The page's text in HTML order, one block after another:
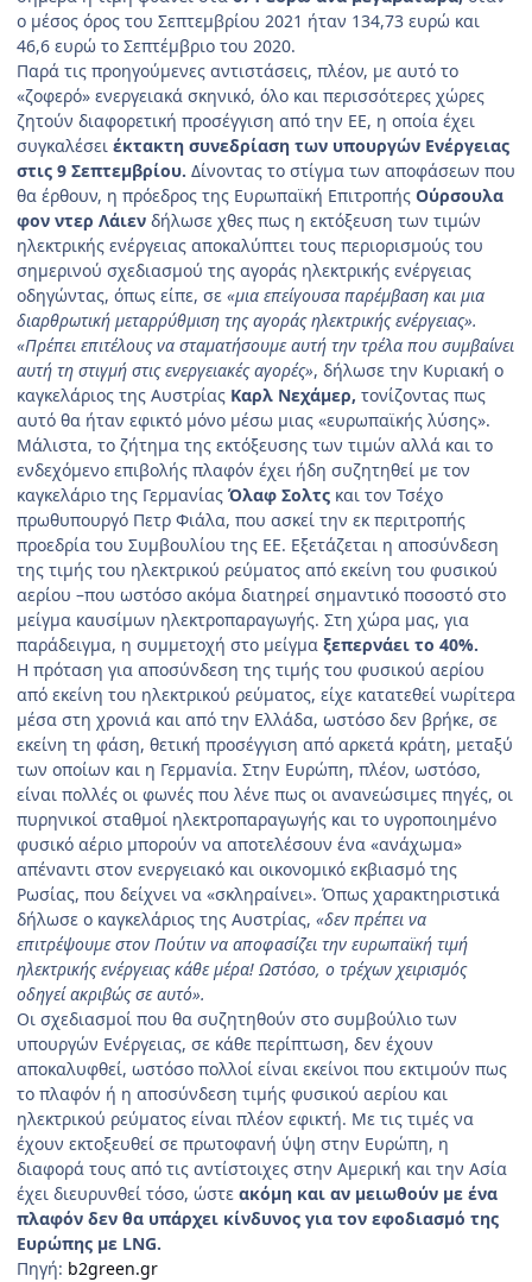
ο μέσος όρος του Σεπτεμβρίου 2021 ήταν 134,73 ευρώ και
46,6 ευρώ το Σεπτέμβριο του 2020.
Παρά τις προηγούμενες αντιστάσεις, πλέον, με αυτό το
«ζοφερό» ενεργειακά σκηνικό, όλο και περισσότερες χώρες
ζητούν διαφορετική προσέγγιση από την ΕΕ, η οποία έχει
συγκαλέσει έκτακτη συνεδρίαση των υπουργών Ενέργειας
στις 9 Σεπτεμβρίου. Δίνοντας το στίγμα των αποφάσεων που
θα έρθουν, η πρόεδρος της Ευρωπαϊκή Επιτροπής Ούρσουλα
φον ντερ Λάιεν δήλωσε χθες πως η εκτόξευση των τιμών
ηλεκτρικής ενέργειας αποκαλύπτει τους περιορισμούς του
σημερινού σχεδιασμού της αγοράς ηλεκτρικής ενέργειας
οδηγώντας, όπως είπε, σε «μια επείγουσα παρέμβαση και μια
διαρθρωτική μεταρρύθμιση της αγοράς ηλεκτρικής ενέργειας».
«Πρέπει επιτέλους να σταματήσουμε αυτή την τρέλα που συμβαίνει
αυτή τη στιγμή στις ενεργειακές αγορές», δήλωσε την Κυριακή ο
καγκελάριος της Αυστρίας Καρλ Νεχάμερ, τονίζοντας πως
αυτό θα ήταν εφικτό μόνο μέσω μιας «ευρωπαϊκής λύσης».
Μάλιστα, το ζήτημα της εκτόξευσης των τιμών αλλά και το
ενδεχόμενο επιβολής πλαφόν έχει ήδη συζητηθεί με τον
καγκελάριο της Γερμανίας Όλαφ Σολτς και τον Τσέχο
πρωθυπουργό Πετρ Φιάλα, που ασκεί την εκ περιτροπής
προεδρία του Συμβουλίου της ΕΕ. Εξετάζεται η αποσύνδεση
της τιμής του ηλεκτρικού ρεύματος από εκείνη του φυσικού
αερίου –που ωστόσο ακόμα διατηρεί σημαντικό ποσοστό στο
μείγμα καυσίμων ηλεκτροπαραγωγής. Στη χώρα μας, για
παράδειγμα, η συμμετοχή στο μείγμα ξεπερνάει το 40%.
Η πρόταση για αποσύνδεση της τιμής του φυσικού αερίου
από εκείνη του ηλεκτρικού ρεύματος, είχε κατατεθεί νωρίτερα
μέσα στη χρονιά και από την Ελλάδα, ωστόσο δεν βρήκε, σε
εκείνη τη φάση, θετική προσέγγιση από αρκετά κράτη, μεταξύ
των οποίων και η Γερμανία. Στην Ευρώπη, πλέον, ωστόσο,
είναι πολλές οι φωνές που λένε πως οι ανανεώσιμες πηγές, οι
πυρηνικοί σταθμοί ηλεκτροπαραγωγής και το υγροποιημένο
φυσικό αέριο μπορούν να αποτελέσουν ένα «ανάχωμα»
απέναντι στον ενεργειακό και οικονομικό εκβιασμό της
Ρωσίας, που δείχνει να «σκληραίνει». Όπως χαρακτηριστικά
δήλωσε ο καγκελάριος της Αυστρίας, «δεν πρέπει να
επιτρέψουμε στον Πούτιν να αποφασίζει την ευρωπαϊκή τιμή
ηλεκτρικής ενέργειας κάθε μέρα! Ωστόσο, ο τρέχων χειρισμός
οδηγεί ακριβώς σε αυτό».
Οι σχεδιασμοί που θα συζητηθούν στο συμβούλιο των
υπουργών Ενέργειας, σε κάθε περίπτωση, δεν έχουν
αποκαλυφθεί, ωστόσο πολλοί είναι εκείνοι που εκτιμούν πως
το πλαφόν ή η αποσύνδεση τιμής φυσικού αερίου και
ηλεκτρικού ρεύματος είναι πλέον εφικτή. Με τις τιμές να
έχουν εκτοξευθεί σε πρωτοφανή ύψη στην Ευρώπη, η
διαφορά τους από τις αντίστοιχες στην Αμερική και την Ασία
έχει διευρυνθεί τόσο, ώστε ακόμη και αν μειωθούν με ένα
πλαφόν δεν θα υπάρχει κίνδυνος για τον εφοδιασμό της
Ευρώπης με LNG.
Πηγή: b2green.gr